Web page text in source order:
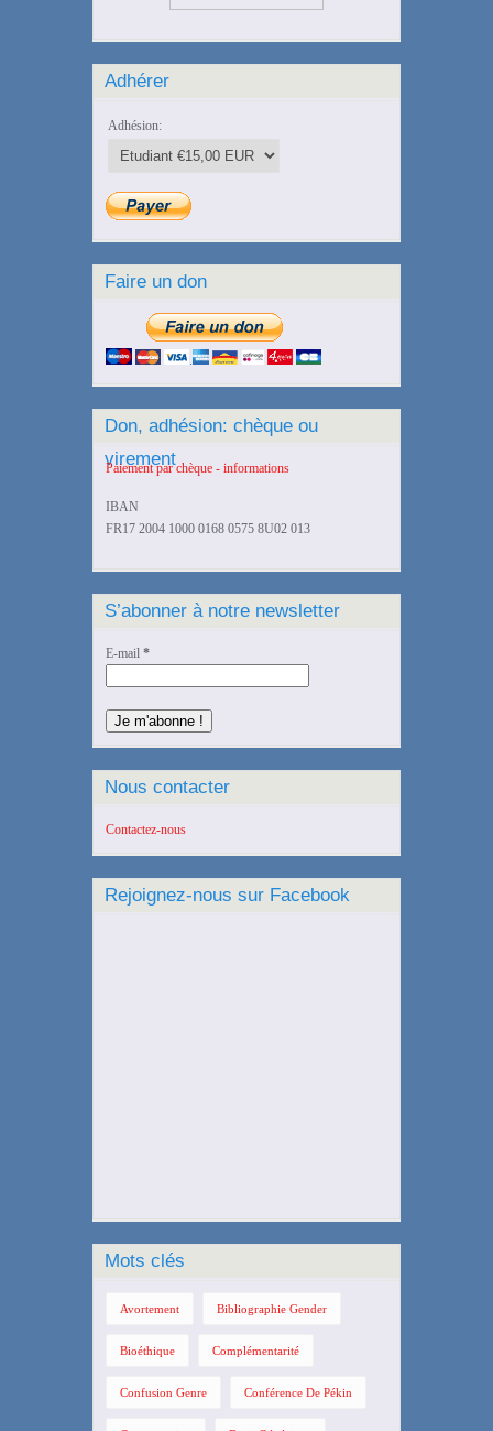
Adhérer
Adhésion:
Faire un don
Don, adhésion: chèque ou
virement
Paiement par chèque - informations
IBAN
FR17 2004 1000 0168 0575 8U02 013
S’abonner à notre newsletter
E-mail *
Nous contacter
Contactez-nous
Rejoignez-nous sur Facebook
Mots clés
Avortement Bibliographie Gender
Bioéthique Complémentarité
Confusion Genre Conférence De Pékin